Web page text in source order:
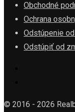
Obchodné
Ochrana
Odstúpenie
Odstúpiť od
© 2016 - 2026